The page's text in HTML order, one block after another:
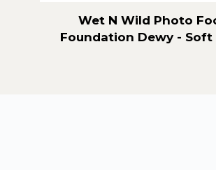
Wet N Wild Photo
Foundation Dewy - Soft